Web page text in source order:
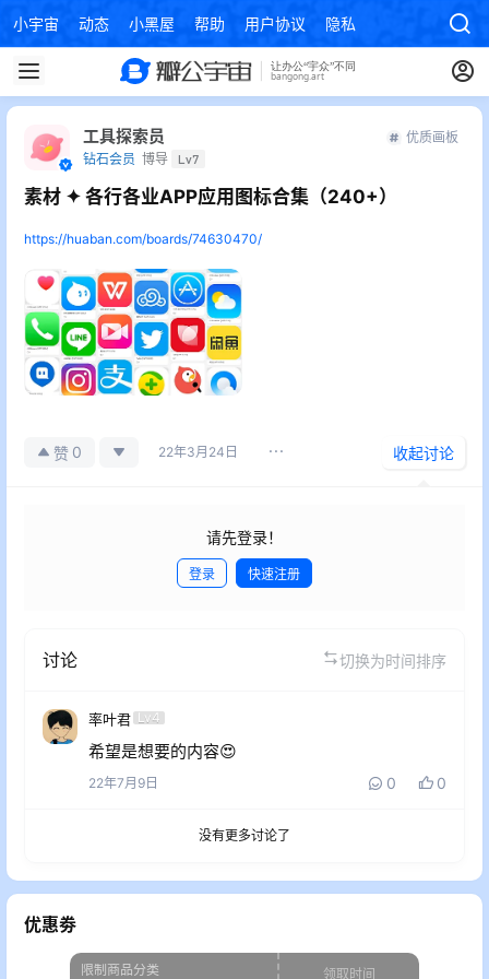
小宇宙 动态 小黑屋 帮助 用户协议 隐私政策
工具探索员
钻石会员 博导 Lv7
优质画板
素材 ✦ 各行各业APP应用图标合集（240+）
https://huaban.com/boards/74630470/
赞 0 22年3月24日 收起讨论
请先登录！
登录 快速注册
讨论 切换为时间排序
率叶君 Lv4
希望是想要的内容😍
22年7月9日 0 0
没有更多讨论了
优惠劵
限制商品分类 领取时间